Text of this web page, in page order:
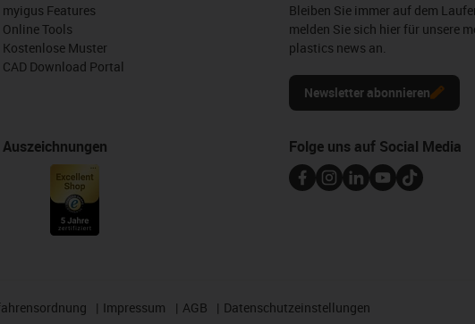
myigus Features
Online Tools
Kostenlose Muster
CAD Download Portal
Auszeichnungen
Bleiben Sie immer auf dem
melden Sie sich hier für unsere
plastics news an.
Newsletter abonnieren
Folge uns auf Social Media
Impressum AGB Datenschutzeinstellungen